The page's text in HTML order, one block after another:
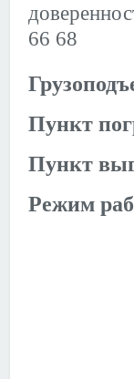
66 68
Пункт
Пункт
Режим